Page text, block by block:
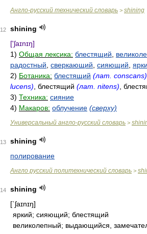
Англо-русский технический словарь > shining
12
shining
['ʃaɪnɪŋ]
1) Общая лексика: блестящий
радостный сверкающий сияющий
2) Ботаника: блестящий (лат. conscans)
lucens) , блестящий (лат. nitens) ,
3) Техника: сияние
4) Макаров: облучение (сверху)
Универсальный англо-русский словарь >
13
shining
полирование
Англо русский политехнический словарь >
14
shining
[`ʃaɪnɪŋ]
яркий; сияющий; блестящий
великолепный; выдающийся,